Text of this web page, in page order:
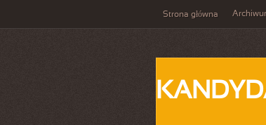
Strona główna